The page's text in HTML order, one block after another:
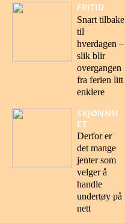
FRITID
Snart tilbake
til
hverdagen –
slik blir
overgangen
fra ferien litt
enklere
SKJØNNH
ET
Derfor er
det mange
jenter som
velger å
handle
undertøy på
nett